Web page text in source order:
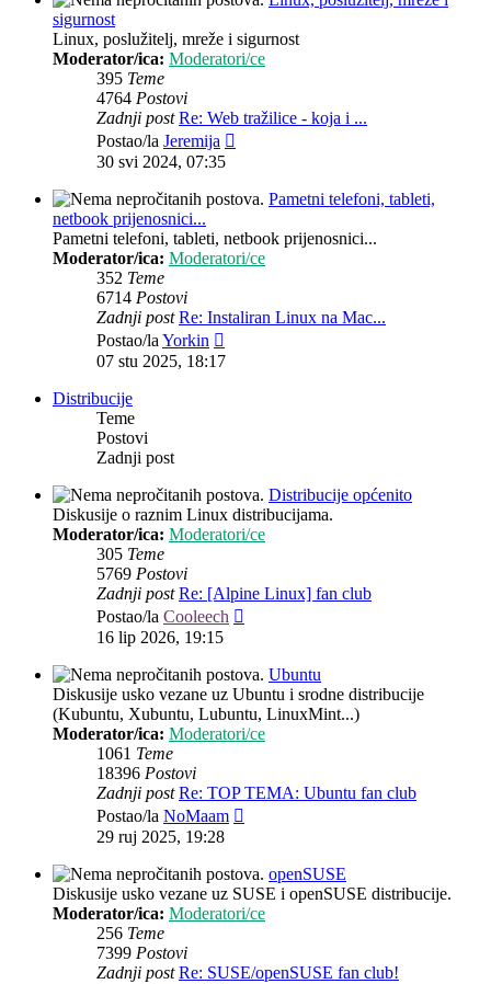
sigurnost
Linux, poslužitelj, mreže i sigurnost
Moderator/ica: Moderatori/ce
395 Teme
4764 Postovi
Zadnji post Re: Web tražilice - koja i ...
Postao/la Jeremija
30 svi 2024, 07:35
Pametni telefoni, tableti,
netbook prijenosnici...
Pametni telefoni, tableti, netbook prijenosnici...
Moderator/ica: Moderatori/ce
352 Teme
6714 Postovi
Zadnji post Re: Instaliran Linux na Mac...
Postao/laYorkin
post
07 stu 2025, 18:17
Distribucije
Teme
Postovi
Zadnji post
Distribucije općenito
Diskusije o raznim Linux distribucijama.
Moderator/ica: Moderatori/ce
305 Teme
5769 Postovi
Zadnji post Re: [Alpine Linux] fan club
Postao/la Cooleech
16 lip 2026, 19:15
Ubuntu
Diskusije usko vezane uz Ubuntu i srodne distribucije
(Kubuntu, Xubuntu, Lubuntu, LinuxMint...)
Moderator/ica: Moderatori/ce
1061 Teme
18396 Postovi
Zadnji post Re: TOP TEMA: Ubuntu fan club
Postao/la NoMaam
29 ruj 2025, 19:28
openSUSE
Diskusije usko vezane uz SUSE i openSUSE distribucije.
Moderator/ica: Moderatori/ce
256 Teme
7399 Postovi
Zadnji post Re: SUSE/openSUSE fan club!